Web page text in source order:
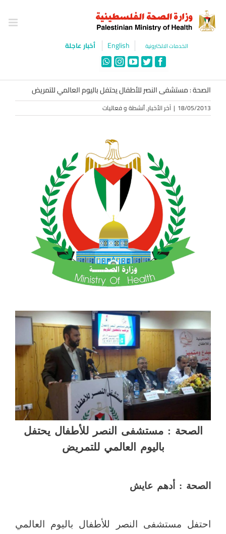
content
الخدمات الالكترونية English أخبار عاجلة
Facebook
Twitter
YouTube
Instagram
WhatsApp
الصحة : مستشفى النصر للأطفال يحتفل باليوم العالمي للتمريض
18/05/2013
| آخر الأخبار,أنشطة و فعاليات
الصحة : مستشفى النصر للأطفال يحتفل
باليوم العالمي للتمريض
الصحة : أدهم عايش
احتفل مستشفى النصر للأطفال باليوم العالمي